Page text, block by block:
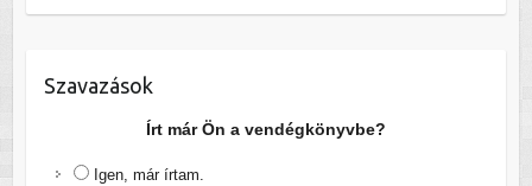
Szavazások
Írt már Ön a vendégkönyvbe?
Igen, már írtam.